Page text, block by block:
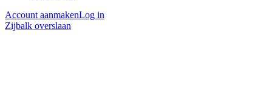
Account aanmakenLog in
Zijbalk overslaan